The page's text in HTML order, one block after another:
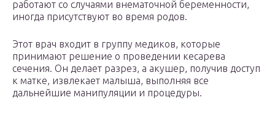
работают со случаями внематочной беременности,
иногда присутствуют во время родов.
Этот врач входит в группу медиков, которые
принимают решение о проведении кесарева
сечения. Он делает разрез, а акушер, получив доступ
к матке, извлекает малыша, выполняя все
дальнейшие манипуляции и процедуры.